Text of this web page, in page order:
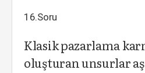
16.Soru
Klasik pazarlama
oluşturan unsurlar